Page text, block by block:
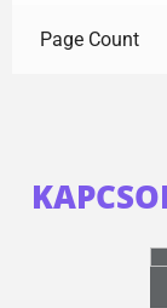
Page Count